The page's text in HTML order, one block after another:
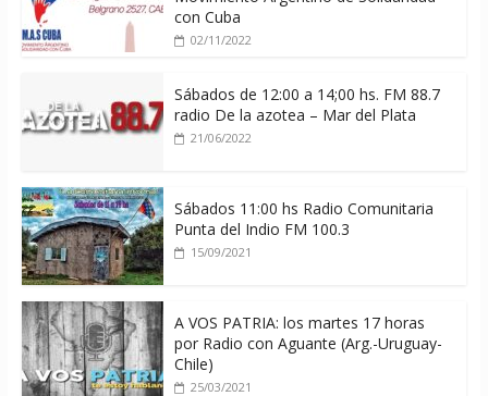
con Cuba
02/11/2022
Sábados de 12:00 a 14;00 hs. FM 88.7
radio De la azotea – Mar del Plata
21/06/2022
Sábados 11:00 hs Radio Comunitaria
Punta del Indio FM 100.3
15/09/2021
A VOS PATRIA: los martes 17 horas
por Radio con Aguante (Arg.-Uruguay-
Chile)
25/03/2021